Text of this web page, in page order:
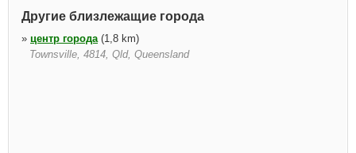
Другие близлежащие города
» центр города(1,8 km)
Townsville, 4814, Qld, Queensland